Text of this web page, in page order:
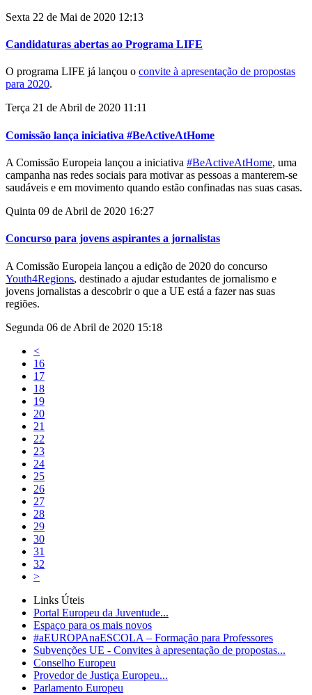
Sexta 22 de Mai de 2020 12:13
Candidaturas abertas ao Programa LIFE
O programa LIFE já lançou o convite à apresentação de propostas
para 2020.
Terça 21 de Abril de 2020 11:11
Comissão lança iniciativa #BeActiveAtHome
A Comissão Europeia lançou a iniciativa #BeActiveAtHome, uma
campanha nas redes sociais para motivar as pessoas a manterem-se
saudáveis e em movimento quando estão confinadas nas suas casas.
Quinta 09 de Abril de 2020 16:27
Concurso para jovens aspirantes a jornalistas
A Comissão Europeia lançou a edição de 2020 do concurso
Youth4Regions, destinado a ajudar estudantes de jornalismo e
jovens jornalistas a descobrir o que a UE está a fazer nas suas
regiões.
Segunda 06 de Abril de 2020 15:18
<
16
17
18
19
20
21
22
23
24
25
26
27
28
29
30
31
32
>
Links Úteis
Portal Europeu da Juventude...
Espaço para os mais novos
#aEUROPAnaESCOLA – Formação para Professores
Subvenções UE - Convites à apresentação de propostas...
Conselho Europeu
Provedor de Justiça Europeu...
Parlamento Europeu